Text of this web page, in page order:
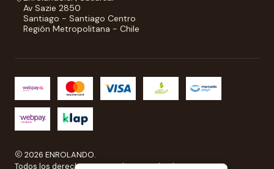
Av Sazie 2850
Santiago - Santiago Centro
Región Metropolitana - Chile
2026 ENROLANDO.
Todos los derechos reservados a Enrolando..